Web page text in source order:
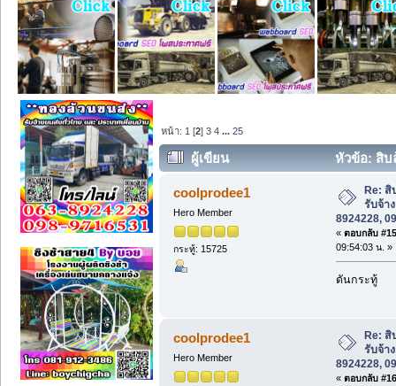
หน้า: 1 [2]3 4 ...25
ผู้เขียน
หัวข้อ: สิบ
063-8924228, 098-9716531* (อ่าน
coolprodee1
Hero Member
กระทู้: 15725
Re: สิ
รับจ้า
8924228,
« ตอบกลับ
09:54:03 น. »
ดันกระทู้
coolprodee1
Hero Member
Re: สิ
รับจ้า
8924228,
« ตอบกลับ